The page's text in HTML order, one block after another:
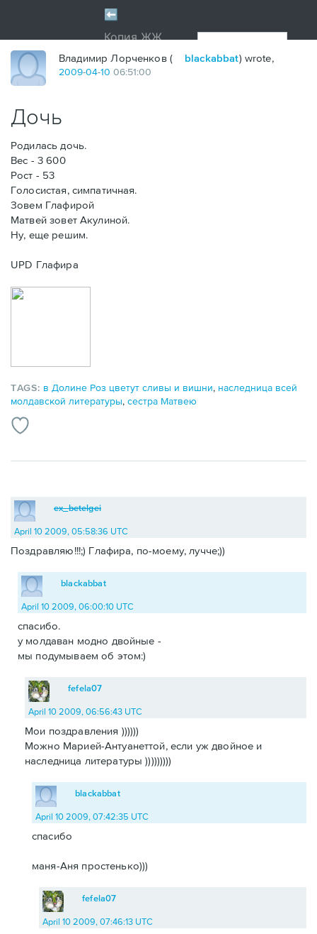
Владимир Лорченков ( blackabbat) wrote,
2009-04-10 06:51:00
Дочь
Родилась дочь.
Вес - 3 600
Рост - 53
Голосистая, симпатичная.
Зовем Глафирой
Матвей зовет Акулиной.
Ну, еще решим.
UPD Глафира
TAGS: в Долине Роз цветут сливы и вишни, наследница всей
молдавской литературы, сестра Матвею
ex_betelgei
April 10 2009, 05:58:36 UTC
Поздравляю!!!;) Глафира, по-моему, лучче;))
blackabbat
April 10 2009, 06:00:10 UTC
спасибо.
у молдаван модно двойные -
мы подумываем об этом:)
fefela07
April 10 2009, 06:56:43 UTC
Мои поздравления ))))))
Можно Марией-Антуанеттой, если уж двойное и
наследница литературы )))))))))
blackabbat
April 10 2009, 07:42:35 UTC
спасибо
маня-Аня простенько)))
fefela07
April 10 2009, 07:46:13 UTC